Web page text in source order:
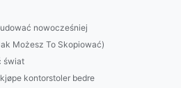
nowocześniej
Możesz To Skopiować)
świat
kontorstoler bedre